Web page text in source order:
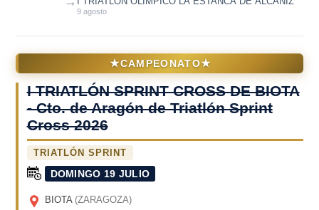
9 agosto
★CAMPEONATO★
I TRIATLÓN SPRINT CROSS DE BIOTA
- Cto. de Aragón de Triatlón Sprint
Cross 2026
TRIATLÓN SPRINT
DOMINGO 19 JULIO
BIOTA (ZARAGOZA)